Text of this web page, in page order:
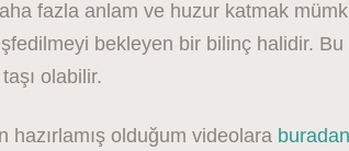
fazla anlam ve huzur katmak
bekleyen bir bilinç halidir.
olabilir.
hazırlamış olduğum videolara buradan